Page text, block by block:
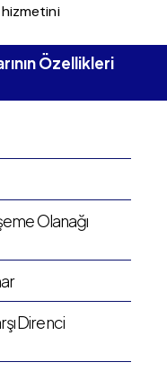
hizmetini
Özellikleri
Olanağı
Direnci